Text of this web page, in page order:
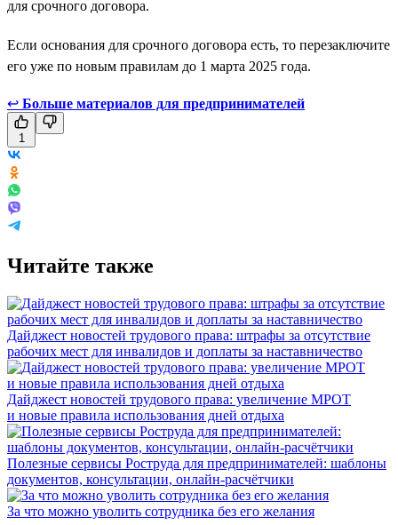
для срочного договора.
Если основания для срочного договора есть, то перезаключите
его уже по новым правилам до 1 марта 2025 года.
↩ Больше материалов для предпринимателей
1
Читайте также
Дайджест новостей трудового права: штрафы за отсутствие
рабочих мест для инвалидов и доплаты за наставничество
Дайджест новостей трудового права: увеличение МРОТ
и новые правила использования дней отдыха
Полезные сервисы Роструда для предпринимателей: шаблоны
документов, консультации, онлайн-расчётчики
За что можно уволить сотрудника без его желания